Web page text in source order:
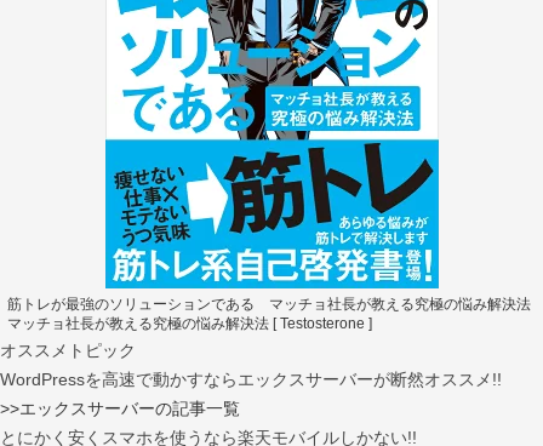
筋トレが最強のソリューションである マッチョ社長が教える究極の悩み解決法
マッチョ社長が教える究極の悩み解決法 [ Testosterone ]
オススメトピック
WordPressを高速で動かすならエックスサーバーが断然オススメ!!
>>エックスサーバーの記事一覧
とにかく安くスマホを使うなら楽天モバイルしかない!!